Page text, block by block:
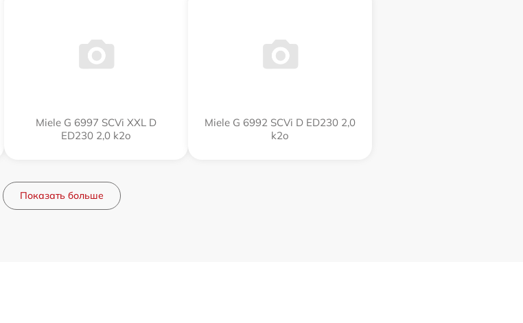
Miele G 6997 SCVi XXL D
ED230 2,0 k2o
Miele G 6992 SCVi D ED230 2,0
k2o
Показать больше